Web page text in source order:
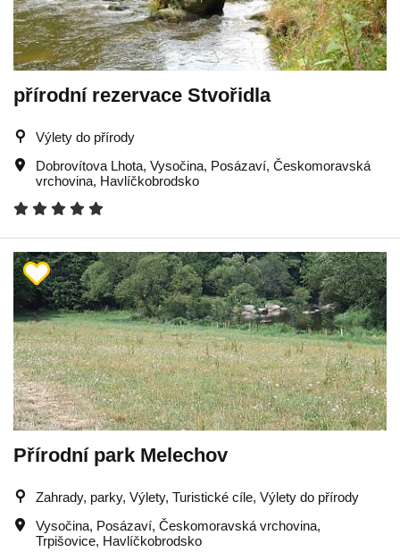
přírodní rezervace Stvořidla
Výlety do přírody
Dobrovítova Lhota, Vysočina, Posázaví, Českomoravská
vrchovina, Havlíčkobrodsko
Přírodní park Melechov
Zahrady, parky, Výlety, Turistické cíle, Výlety do přírody
Vysočina, Posázaví, Českomoravská vrchovina,
Trpišovice, Havlíčkobrodsko